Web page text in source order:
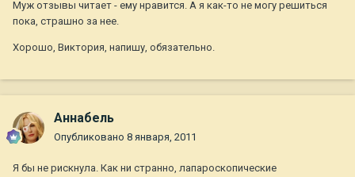
Муж отзывы читает - ему нравится. А я как-то не могу решиться
пока, страшно за нее.
Хорошо, Виктория, напишу, обязательно.
Aннaбель
Опубликовано 8 января, 2011
Я бы не рискнула. Как ни странно, лапароскопические